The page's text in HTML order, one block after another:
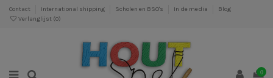
Contact International shipping Scholen en BSO's In de media
Blog
Verlanglijst (0)
0